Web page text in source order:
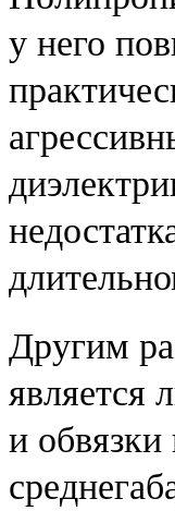
у него
Другим
является
и